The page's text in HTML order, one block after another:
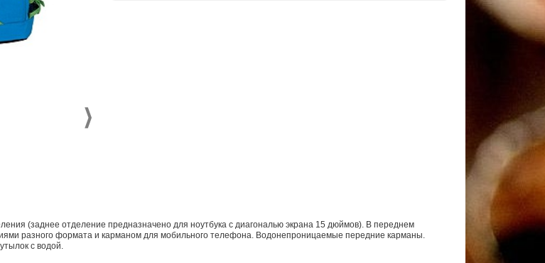
(заднее отделение предназначено для ноутбука с диагональю экрана 15 дюймов). В переднем
разного формата и карманом для мобильного телефона. Водонепроницаемые передние карманы.
с водой.